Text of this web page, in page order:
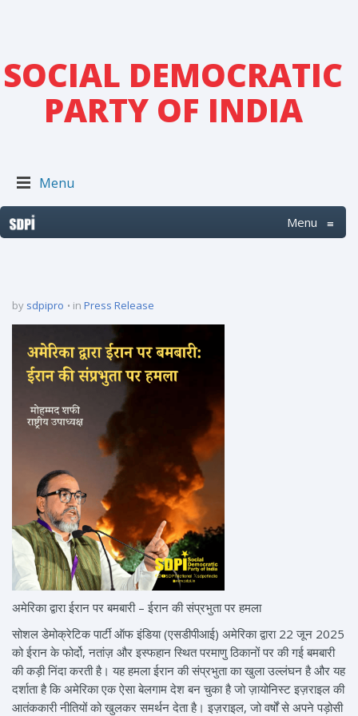
SOCIAL DEMOCRATIC
PARTY OF INDIA
Menu
Menu ≡
by sdpipro in Press Release
अमेरिका द्वारा ईरान पर बमबारी – ईरान की संप्रभुता पर हमला
सोशल डेमोक्रेटिक पार्टी ऑफ इंडिया (एसडीपीआई) अमेरिका द्वारा 22 जून 2025
को ईरान के फोर्दो, नतांज़ और इस्फहान स्थित परमाणु ठिकानों पर की गई बमबारी
की कड़ी निंदा करती है। यह हमला ईरान की संप्रभुता का खुला उल्लंघन है और यह
दर्शाता है कि अमेरिका एक ऐसा बेलगाम देश बन चुका है जो ज़ायोनिस्ट इज़राइल की
आतंककारी नीतियों को खुलकर समर्थन देता है। इज़राइल, जो वर्षों से अपने पड़ोसी